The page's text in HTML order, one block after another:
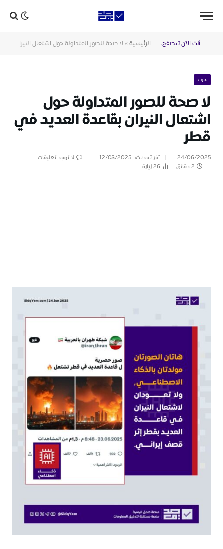
أنت الآن تتصفح: الرئيسية » لا صحة للصور المتداولة حول اشتعال النيران بقاعدة العديد في قطر
حرب
لا صحة للصور المتداولة حول
اشتعال النيران بقاعدة العديد في
قطر
24/06/2025 آخر تحديث: 12/08/2025
لا توجد تعليقات
2 دقائق
26زيارة